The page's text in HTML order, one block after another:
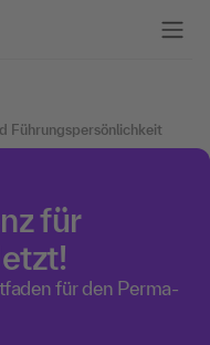
Führungspersönlichkeit
für
für den Perma-